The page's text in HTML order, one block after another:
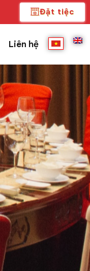
Đặt tiệc
Liên hệ